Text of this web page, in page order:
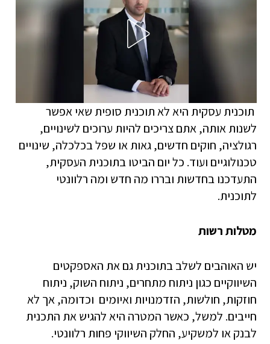
תוכנית עסקית היא לא תוכנית סופית שאי אפשר
לשנות אותה, אתם צריכים להיות ערוכים לשינויים,
רגולציה, חוקים חדשים, גאות או שפל בכלכלה, שינויים
טכנולוגיים ועוד. כל יום הביטו בתוכנית העסקית,
התעדכנו בחדשות ובררו מה חדש ומה רלוונטי
לתוכנית.
מטלות רשות
יש האוהבים לשלב בתוכנית גם את האספקטים
השיווקיים כגון ניתוח מתחרים, ניתוח השוק, ניתוח
חוזקות, חולשות, הזדמנויות ואיומים וכדומה, אך לא
חייבים. למשל, כאשר המטרה היא להגיש את התכנית
לבנק או למשקיע, החלק השיווקי פחות רלוונטי.